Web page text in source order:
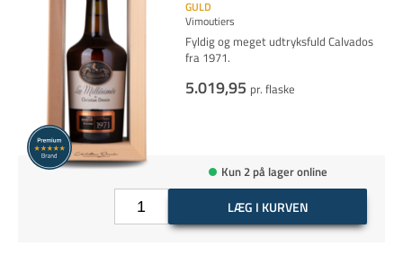
GULD
Vimoutiers
Fyldig og meget udtryksfuld Calvados
fra 1971.
5.019,95 pr. flaske
Kun 2 på lager online
LÆG I KURVEN